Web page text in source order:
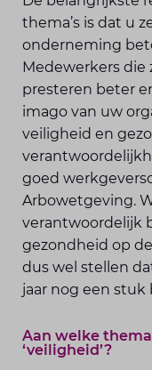
thema’s is dat u
onderneming
Medewerkers die
presteren beter
imago van uw
veiligheid en
goed
Arbowetgeving.
verantwoordelijk
gezondheid op
dus wel stellen
jaar nog een
Aan welke
‘veiligheid’?